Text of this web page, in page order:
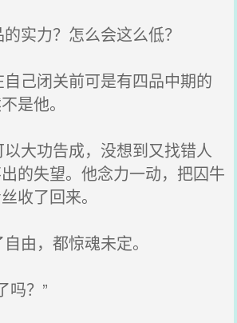
实力？怎么会这么低？
己闭关前可是有四品中期的
是他。
大功告成，没想到又找错人
的失望。他念力一动，把囚牛
收了回来。
由，都惊魂未定。
吗？”